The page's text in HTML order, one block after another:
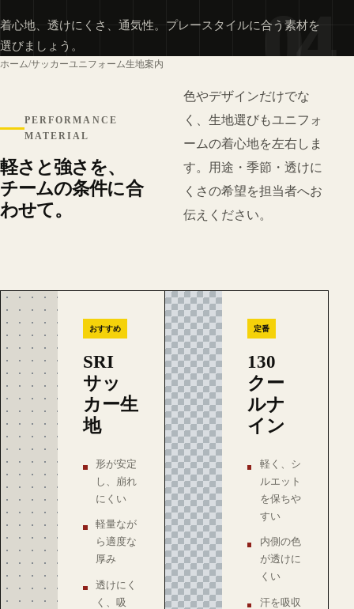
着心地、透けにくさ、通気性。プレースタイルに合う素材を
選びましょう。
04
ホーム/サッカーユニフォーム生地案内
PERFORMANCE
MATERIAL
軽さと強さを、
チームの条件に合
わせて。
色やデザインだけでな
く、生地選びもユニフォ
ームの着心地を左右しま
す。用途・季節・透けに
くさの希望を担当者へお
伝えください。
おすすめ
SRI
サッ
カー生
地
形が安定
し、崩れ
にくい
軽量なが
ら適度な
厚み
透けにく
く、吸
定番
130
クー
ルナ
イン
軽く、シ
ルエット
を保ちや
すい
内側の色
が透けに
くい
汗を吸収